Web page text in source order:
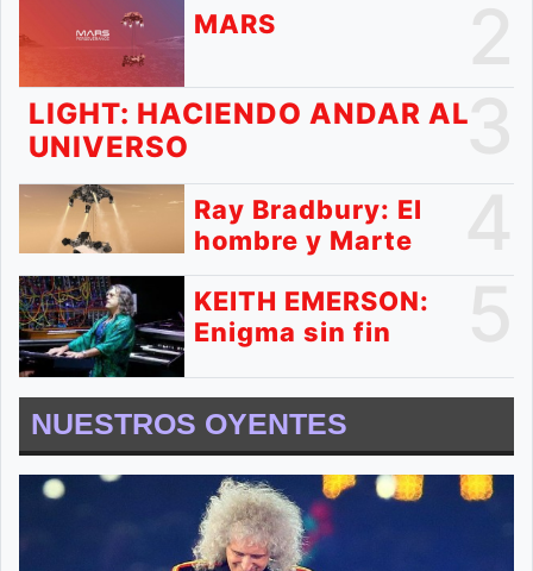
MARS
3
LIGHT: HACIENDO ANDAR AL
UNIVERSO
Ray Bradbury: El
hombre y Marte
KEITH EMERSON:
Enigma sin fin
NUESTROS OYENTES